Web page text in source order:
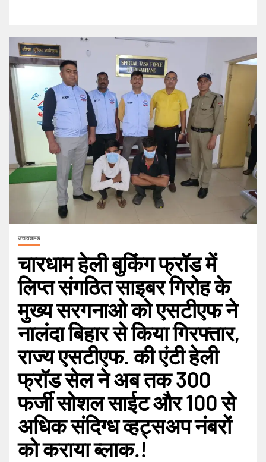
उत्तराखण्ड
चारधाम हेली बुकिंग फ्रॉड में
लिप्त संगठित साइबर गिरोह के
मुख्य सरगनाओ को एसटीएफ ने
नालंदा बिहार से किया गिरफ्तार,
राज्य एसटीएफ. की एंटी हेली
फ्रॉड सेल ने अब तक 300
फर्जी सोशल साईट और 100 से
अधिक संदिग्ध व्हट्सअप नंबरों
को कराया ब्लाक.!